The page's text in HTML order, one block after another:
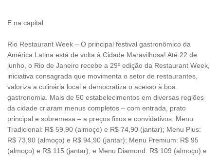
E na capital
Rio Restaurant Week – O principal festival gastronômico da
América Latina está de volta à Cidade Maravilhosa! Até 22 de
junho, o Rio de Janeiro recebe a 29º edição da Restaurant Week,
iniciativa consagrada que movimenta o setor de restaurantes,
valoriza a culinária local e democratiza o acesso à boa
gastronomia. Mais de 50 estabelecimentos em diversas regiões
da cidade criaram menus completos – com entrada, prato
principal e sobremesa – a preços fixos e convidativos. Menu
Tradicional: R$ 59,90 (almoço) e R$ 74,90 (jantar); Menu Plus:
R$ 73,90 (almoço) e R$ 94,90 (jantar); Menu Premium: R$ 95
(almoço) e R$ 115 (jantar); e Menu Diamond: R$ 109 (almoço) e